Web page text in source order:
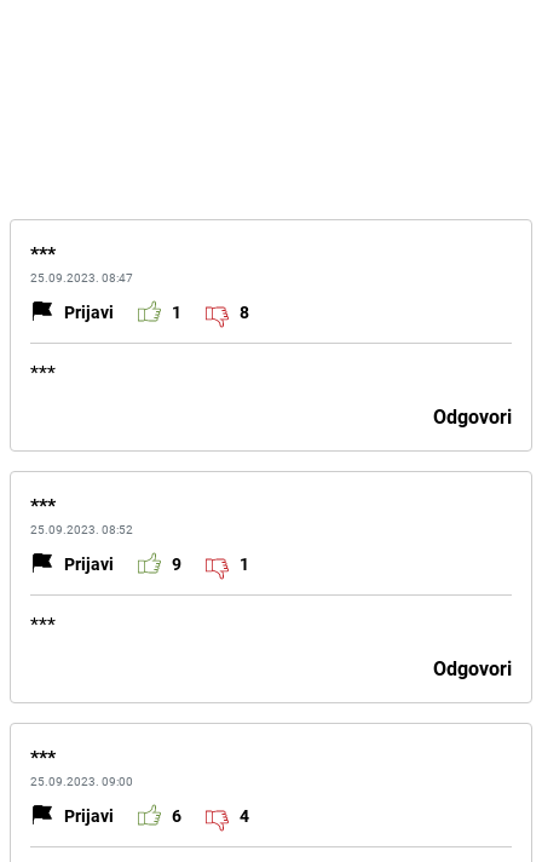
***
25.09.2023. 08:47
Prijavi 1 8
***
Odgovori
***
25.09.2023. 08:52
Prijavi 9 1
***
Odgovori
***
25.09.2023. 09:00
Prijavi 6 4